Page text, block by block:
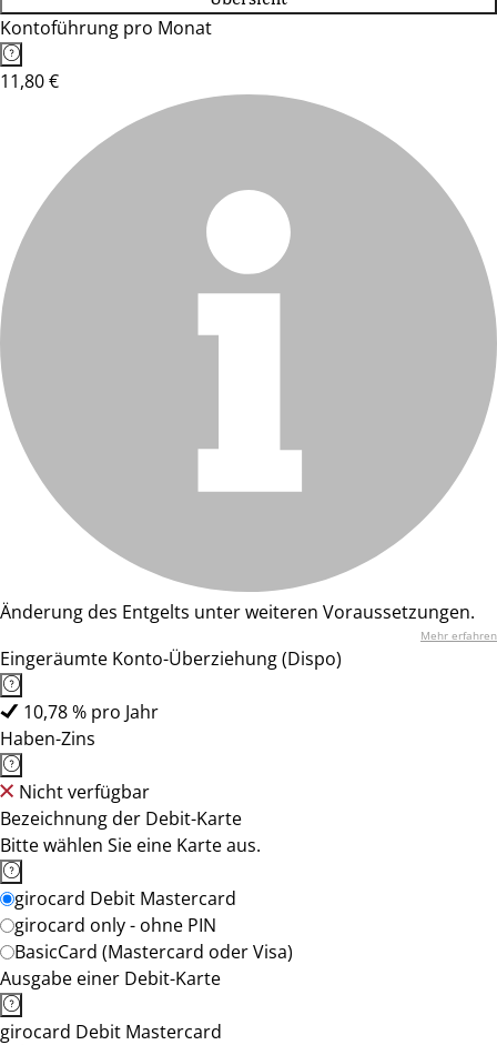
Kontoführung pro Monat
11,80 €
Änderung des Entgelts unter weiteren Voraussetzungen.
Mehr erfahren
Eingeräumte Konto-Überziehung (Dispo)
10,78 % pro Jahr
Haben-Zins
Nicht verfügbar
Bezeichnung der Debit-Karte
Bitte wählen Sie eine Karte aus.
girocard Debit Mastercard
girocard only - ohne PIN
BasicCard (Mastercard oder Visa)
Ausgabe einer Debit-Karte
girocard Debit Mastercard